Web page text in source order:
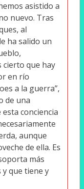
asistido a
nuevo. Tras
al
ha salido un
cierto que hay
en río
a la guerra”,
de una
conciencia
aunque
de ella. Es
más
que tiene y